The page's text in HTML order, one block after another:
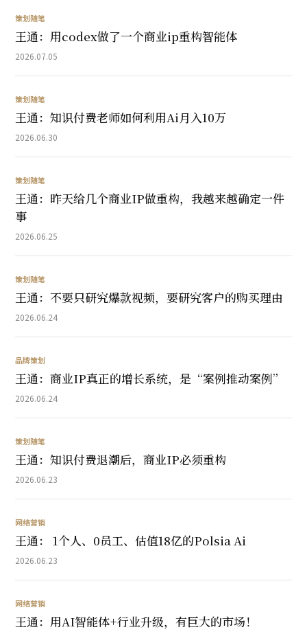
策划随笔
王通：用codex做了一个商业ip重构智能体
2026.07.05
策划随笔
王通：知识付费老师如何利用Ai月入10万
2026.06.30
策划随笔
王通：昨天给几个商业IP做重构，我越来越确定一件
事
2026.06.25
策划随笔
王通：不要只研究爆款视频，要研究客户的购买理由
2026.06.24
品牌策划
王通：商业IP真正的增长系统，是“案例推动案例”
2026.06.24
策划随笔
王通：知识付费退潮后，商业IP必须重构
2026.06.23
网络营销
王通： 1个人、0员工、估值18亿的Polsia Ai
2026.06.23
网络营销
王通：用AI智能体+行业升级，有巨大的市场！